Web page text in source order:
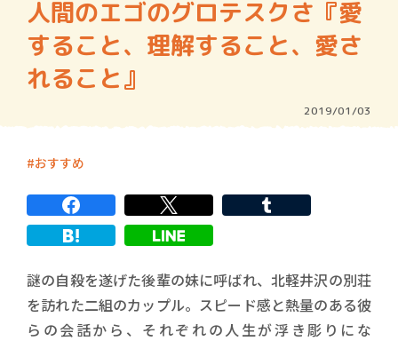
人間のエゴのグロテスクさ『愛
すること、理解すること、愛さ
れること』
2019/01/03
おすすめ
謎の自殺を遂げた後輩の妹に呼ばれ、北軽井沢の別荘
を訪れた二組のカップル。スピード感と熱量のある彼
らの会話から、それぞれの人生が浮き彫りにな